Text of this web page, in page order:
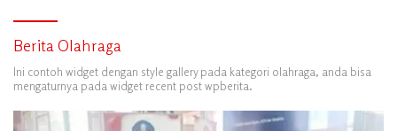
Berita Olahraga
Ini contoh widget dengan style gallery pada kategori olahraga, anda bisa
mengaturnya pada widget recent post wpberita.